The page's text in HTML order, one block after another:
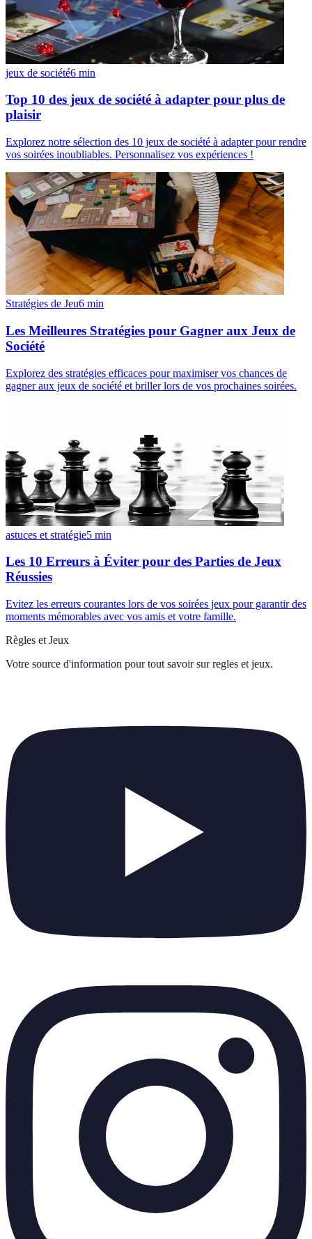
jeux de société6 min
Top 10 des jeux de société à adapter pour plus de
plaisir
Explorez notre sélection des 10 jeux de société à adapter pour rendre
vos soirées inoubliables. Personnalisez vos expériences !
Stratégies de Jeu6 min
Les Meilleures Stratégies pour Gagner aux Jeux de
Société
Explorez des stratégies efficaces pour maximiser vos chances de
gagner aux jeux de société et briller lors de vos prochaines soirées.
astuces et stratégie5 min
Les 10 Erreurs à Éviter pour des Parties de Jeux
Réussies
Evitez les erreurs courantes lors de vos soirées jeux pour garantir des
moments mémorables avec vos amis et votre famille.
Règles et Jeux
Votre source d'information pour tout savoir sur regles et jeux.